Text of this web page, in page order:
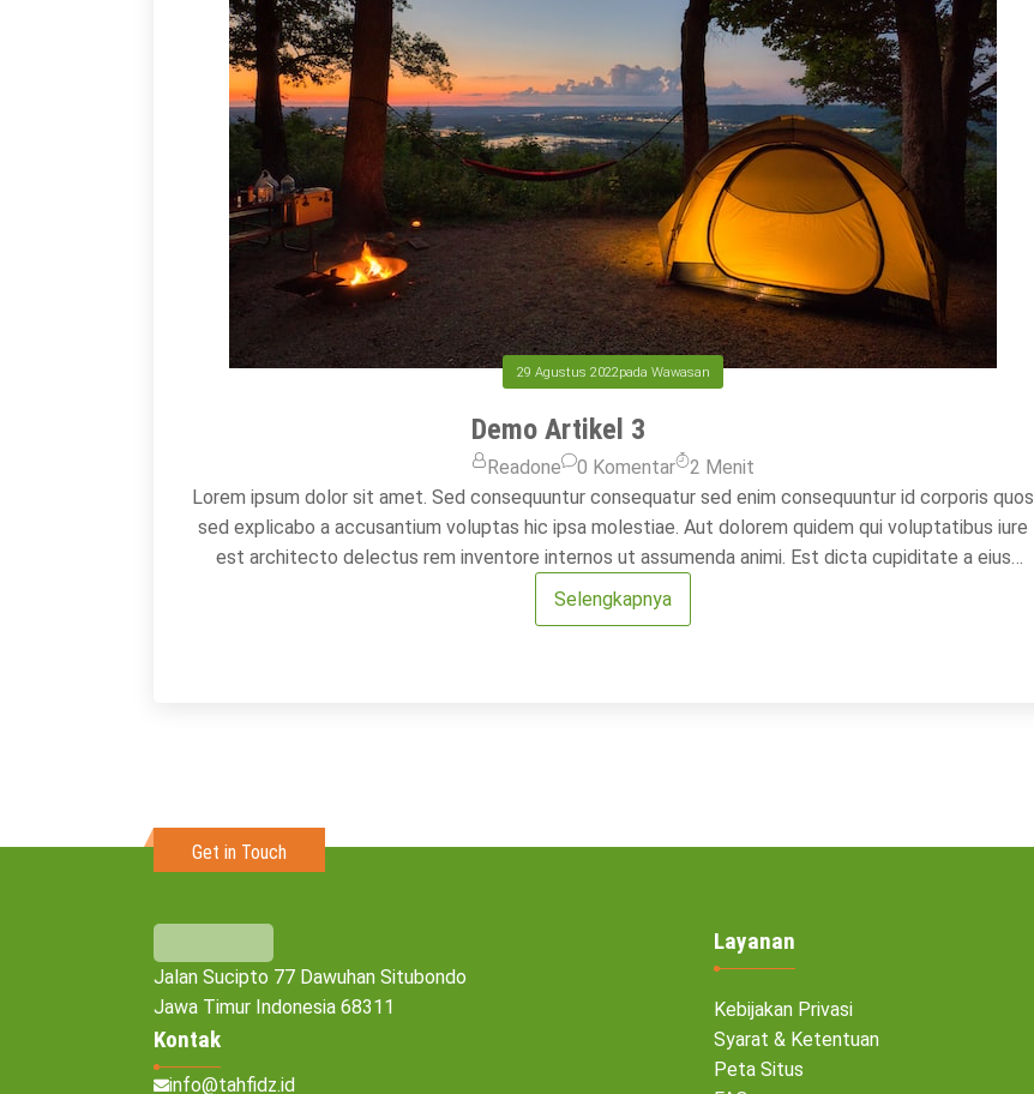
29 Agustus 2022pada Wawasan
Demo Artikel 3
Readone 0 Komentar 2 Menit
Lorem ipsum dolor sit amet. Sed consequuntur consequatur sed enim consequuntur id corporis quos
sed explicabo a accusantium voluptas hic ipsa molestiae. Aut dolorem quidem qui voluptatibus iure
est architecto delectus rem inventore internos ut assumenda animi. Est dicta cupiditate a eius
tenetur ut modi obcaecati non unde dicta sed aperiam. Sed eligendi doloremque quo […]
Selengkapnya
Get in Touch
Jalan Sucipto 77 Dawuhan Situbondo
Jawa Timur Indonesia 68311
Kontak
info@tahfidz.id
Layanan
Kebijakan Privasi
Syarat & Ketentuan
Peta Situs